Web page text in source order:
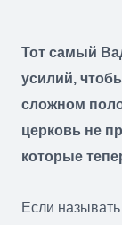
Тот самый
усилий,
сложном
церковь не
которые
Если